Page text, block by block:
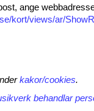
ange
kort/views/ar/
kakor/cookies.
behandlar